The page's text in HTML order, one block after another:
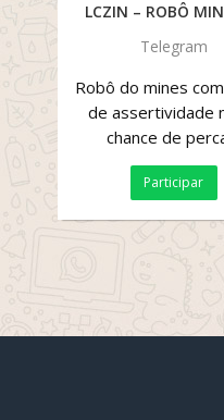
LCZIN – ROBÔ
Telegram
Robô do mines
de assertividade
chance de
Participar